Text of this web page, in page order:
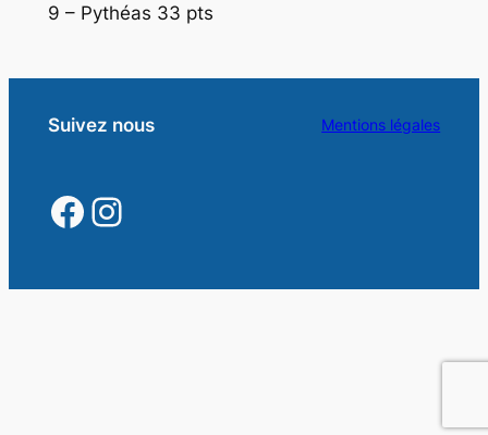
9 – Pythéas 33 pts
Suivez nous
https://
https://
Mentions légales